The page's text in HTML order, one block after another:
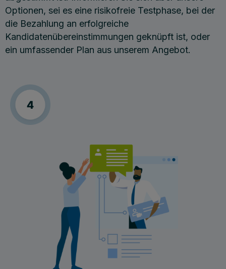
Optionen, sei es eine risikofreie Testphase, bei der
die Bezahlung an erfolgreiche
Kandidatenübereinstimmungen geknüpft ist, oder
ein umfassender Plan aus unserem Angebot.